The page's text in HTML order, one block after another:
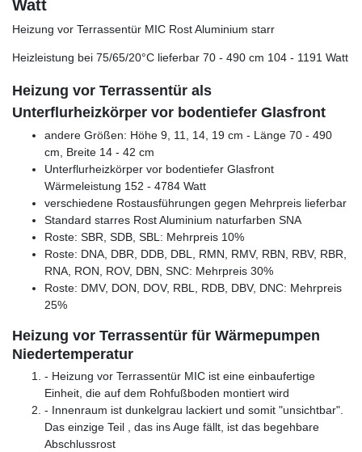
Watt
Heizung vor Terrassentür MIC Rost Aluminium starr
Heizleistung bei 75/65/20°C lieferbar 70 - 490 cm 104 - 1191 Watt
Heizung vor Terrassentür als
Unterflurheizkörper vor bodentiefer Glasfront
andere Größen: Höhe 9, 11, 14, 19 cm - Länge 70 - 490
cm, Breite 14 - 42 cm
Unterflurheizkörper vor bodentiefer Glasfront
Wärmeleistung 152 - 4784 Watt
verschiedene Rostausführungen gegen Mehrpreis lieferbar
Standard starres Rost Aluminium naturfarben SNA
Roste: SBR, SDB, SBL: Mehrpreis 10%
Roste: DNA, DBR, DDB, DBL, RMN, RMV, RBN, RBV, RBR,
RNA, RON, ROV, DBN, SNC: Mehrpreis 30%
Roste: DMV, DON, DOV, RBL, RDB, DBV, DNC: Mehrpreis
25%
Heizung vor Terrassentür für Wärmepumpen
Niedertemperatur
- Heizung vor Terrassentür MIC ist eine einbaufertige
Einheit, die auf dem Rohfußboden montiert wird
- Innenraum ist dunkelgrau lackiert und somit "unsichtbar".
Das einzige Teil , das ins Auge fällt, ist das begehbare
Abschlussrost